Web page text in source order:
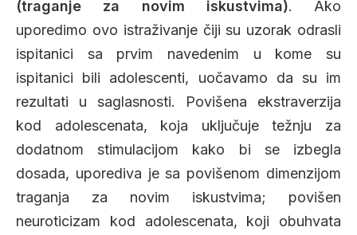
(traganje za novim iskustvima). Ako
uporedimo ovo istraživanje čiji su uzorak odrasli
ispitanici sa prvim navedenim u kome su
ispitanici bili adolescenti, uočavamo da su im
rezultati u saglasnosti. Povišena ekstraverzija
kod adolescenata, koja uključuje težnju za
dodatnom stimulacijom kako bi se izbegla
dosada, uporediva je sa povišenom dimenzijom
traganja za novim iskustvima; povišen
neuroticizam kod adolescenata, koji obuhvata